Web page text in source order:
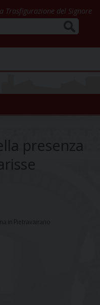
Trasfigurazione del Signore
presenza
in Pietravairano